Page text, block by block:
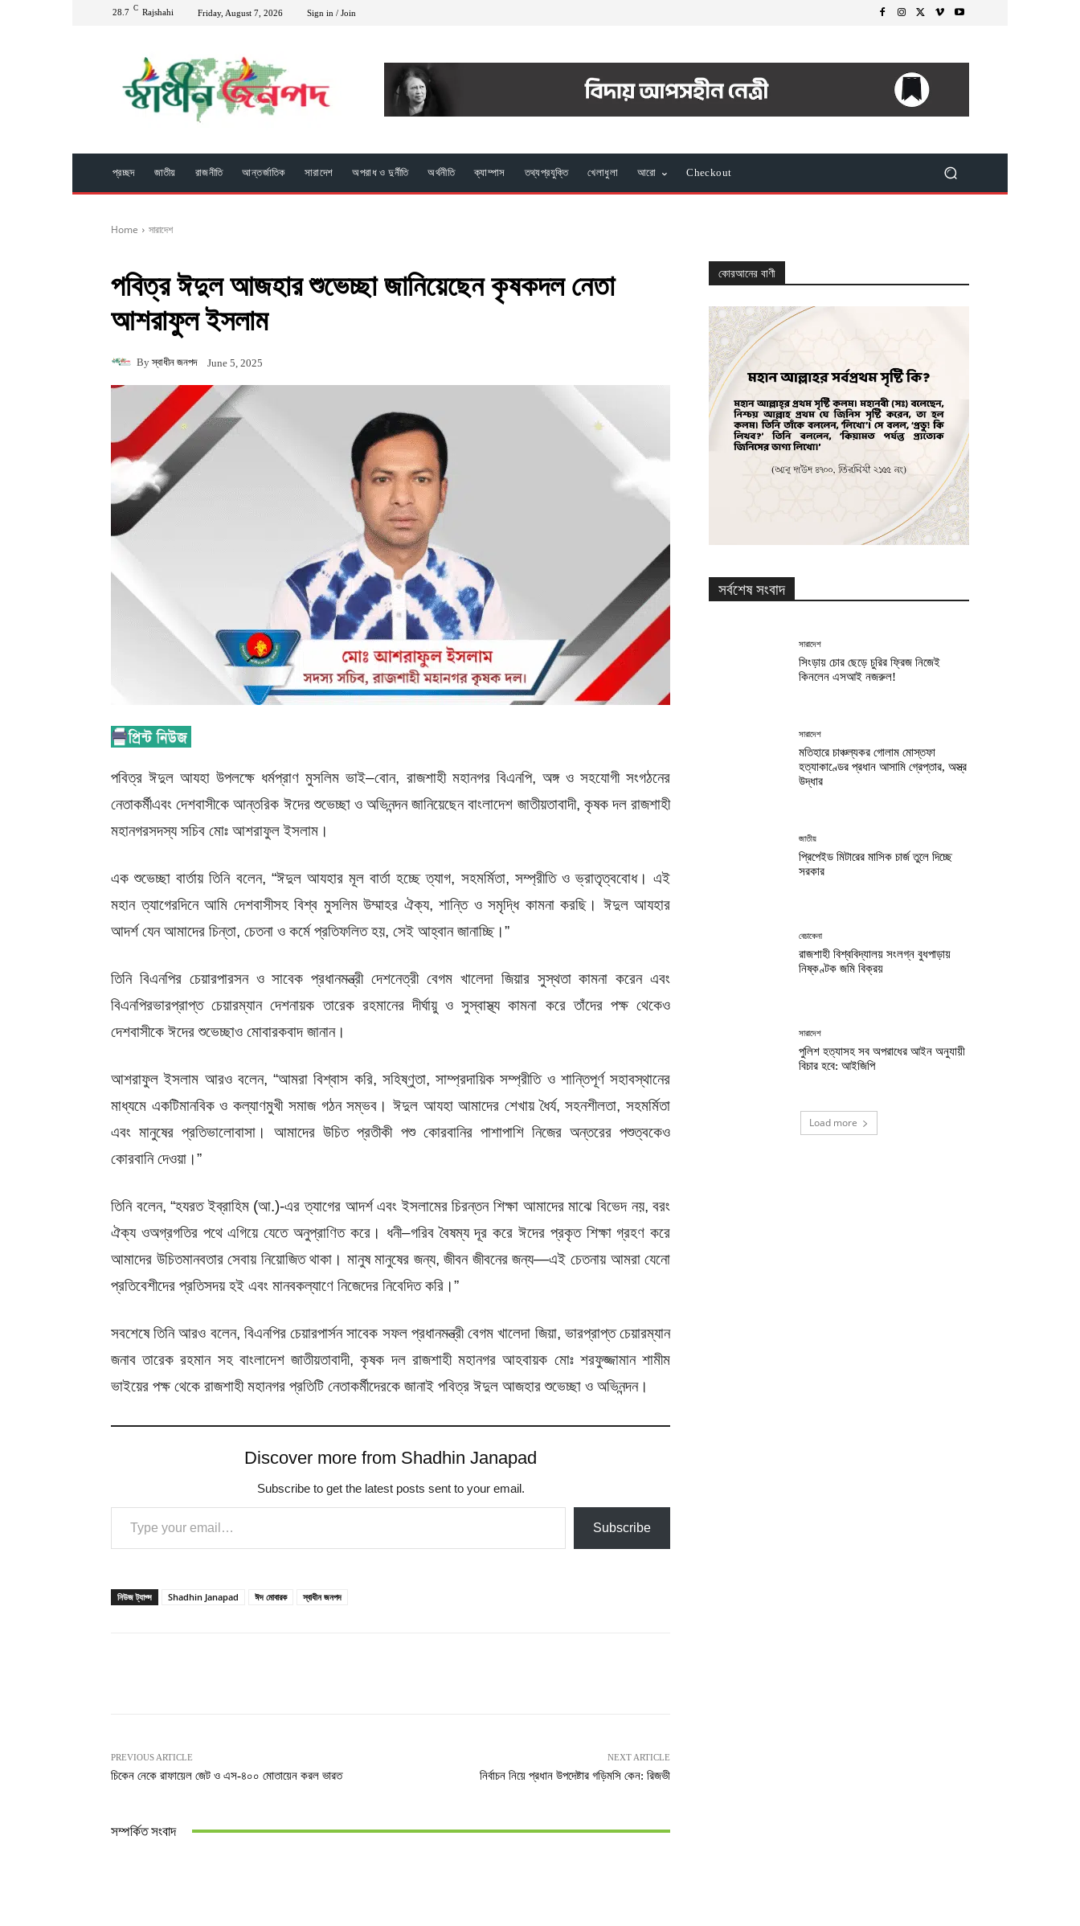
28.7 C Rajshahi Friday, August 7, 2026 Sign in / Join
প্রচ্ছদ জাতীয় রাজনীতি আন্তর্জাতিক সারাদেশ অপরাধ ও দুর্নীতি অর্থনীতি ক্যাম্পাস তথ্যপ্রযুক্তি খেলাধুলা আরো Checkout
Home সারাদেশ
পবিত্র ঈদুল আজহার শুভেচ্ছা জানিয়েছেন কৃষকদল নেতা
আশরাফুল ইসলাম
By স্বাধীন জনপদ June 5, 2025
পবিত্র ঈদুল আযহা উপলক্ষে ধর্মপ্রাণ মুসলিম ভাই–বোন, রাজশাহী মহানগর বিএনপি, অঙ্গ ও সহযোগী সংগঠনের
নেতাকর্মীএবং দেশবাসীকে আন্তরিক ঈদের শুভেচ্ছা ও অভিনন্দন জানিয়েছেন বাংলাদেশ জাতীয়তাবাদী, কৃষক দল রাজশাহী
মহানগরসদস্য সচিব মোঃ আশরাফুল ইসলাম।
এক শুভেচ্ছা বার্তায় তিনি বলেন, “ঈদুল আযহার মূল বার্তা হচ্ছে ত্যাগ, সহমর্মিতা, সম্প্রীতি ও ভ্রাতৃত্ববোধ। এই
মহান ত্যাগেরদিনে আমি দেশবাসীসহ বিশ্ব মুসলিম উম্মাহর ঐক্য, শান্তি ও সমৃদ্ধি কামনা করছি। ঈদুল আযহার
আদর্শ যেন আমাদের চিন্তা, চেতনা ও কর্মে প্রতিফলিত হয়, সেই আহ্বান জানাচ্ছি।”
তিনি বিএনপির চেয়ারপারসন ও সাবেক প্রধানমন্ত্রীদেশনেত্রী বেগম খালেদা জিয়ার সুস্থতা কামনা করেন এবং
বিএনপিরভারপ্রাপ্ত চেয়ারম্যান দেশনায়ক তারেক রহমানের দীর্ঘায়ু ও সুস্বাস্থ্য কামনা করে তাঁদের পক্ষ থেকেও
দেশবাসীকে ঈদের শুভেচ্ছাও মোবারকবাদ জানান।
আশরাফুল ইসলাম আরও বলেন, “আমরা বিশ্বাস করি, সহিষ্ণুতা, সাম্প্রদায়িক সম্প্রীতি ও শান্তিপূর্ণ সহাবস্থানের
মাধ্যমে একটিমানবিক ও কল্যাণমুখী সমাজ গঠন সম্ভব। ঈদুল আযহা আমাদের শেখায় ধৈর্য,সহনশীলতা,সহমর্মিতা
এবং মানুষের প্রতিভালোবাসা। আমাদের উচিত প্রতীকী পশু কোরবানির পাশাপাশি নিজের অন্তরের পশুত্বকেও
কোরবানি দেওয়া।”
তিনি বলেন, “হযরত ইব্রাহিম(আ.)-এর ত্যাগের আদর্শ এবং ইসলামের চিরন্তন শিক্ষা আমাদের মাঝে বিভেদ নয়,বরং
ঐক্য ওঅগ্রগতির পথে এগিয়ে যেতে অনুপ্রাণিত করে। ধনী–গরিব বৈষম্য দূর করে ঈদের প্রকৃত শিক্ষা গ্রহণ করে
আমাদের উচিতমানবতার সেবায় নিয়োজিত থাকা। মানুষ মানুষের জন্য,জীবন জীবনের জন্য—এই চেতনায় আমরা যেনো
প্রতিবেশীদের প্রতিসদয় হই এবং মানবকল্যাণে নিজেদের নিবেদিত করি।”
সবশেষেতিনি আরও বলেন, বিএনপির চেয়ারপার্সন সাবেক সফল প্রধানমন্ত্রী বেগম খালেদা জিয়া, ভারপ্রাপ্ত চেয়ারম্যান
জনাব তারেক রহমান সহ বাংলাদেশ জাতীয়তাবাদী, কৃষক দল রাজশাহী মহানগর আহবায়ক মোঃ শরফুজ্জামান শামীম
ভাইয়ের পক্ষ থেকে রাজশাহী মহানগর প্রতিটি নেতাকর্মীদেরকে জানাই পবিত্র ঈদুল আজহার শুভেচ্ছা ও অভিনন্দন।
Discover more from Shadhin Janapad
Subscribe to get the latest posts sent to your email.
Type your email…
Subscribe
নিউজ ট্যাগ্স Shadhin Janapad ঈদ মোবারক স্বাধীন জনপদ
PREVIOUS ARTICLE
চিকেন নেকে রাফায়েল জেট ও এস-৪০০ মোতায়েন করল ভারত
NEXT ARTICLE
নির্বাচন নিয়ে প্রধান উপদেষ্টার গড়িমসি কেন: রিজভী
সম্পর্কিত সংবাদ
কোরআনের বাণী
সর্বশেষ সংবাদ
সারাদেশ
সিংড়ায় চোর ছেড়ে চুরির ফ্রিজ নিজেই
কিনলেন এসআই নজরুল!
সারাদেশ
মতিহারে চাঞ্চল্যকর গোলাম মোস্তফা
হত্যাকাণ্ডের প্রধান আসামি গ্রেপ্তার, অস্ত্র
উদ্ধার
জাতীয়
প্রিপেইড মিটারের মাসিক চার্জ তুলে দিচ্ছে
সরকার
বেচাকেনা
রাজশাহী বিশ্ববিদ্যালয় সংলগ্ন বুধপাড়ায়
নিষ্কণ্টক জমি বিক্রয়
সারাদেশ
পুলিশ হত্যাসহ সব অপরাধের আইন অনুযায়ী
বিচার হবে: আইজিপি
Load more